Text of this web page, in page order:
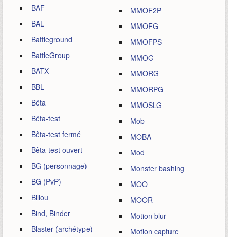
BAF
BAL
Battleground
BattleGroup
BATX
BBL
Bêta
Bêta-test
Bêta-test fermé
Bêta-test ouvert
BG (personnage)
BG (PvP)
Billou
Bind, Binder
Blaster (archétype)
MMOF2P
MMOFG
MMOFPS
MMOG
MMORG
MMORPG
MMOSLG
Mob
MOBA
Mod
Monster bashing
MOO
MOOR
Motion blur
Motion capture